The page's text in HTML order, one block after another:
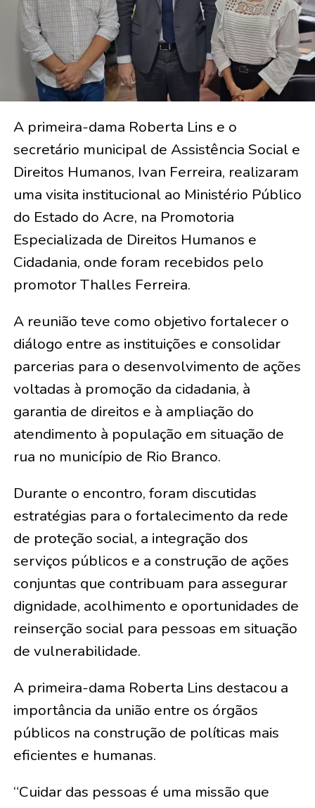
A primeira-dama Roberta Lins e o
secretário municipal de Assistência Social e
Direitos Humanos, Ivan Ferreira, realizaram
uma visita institucional ao Ministério Público
do Estado do Acre, na Promotoria
Especializada de Direitos Humanos e
Cidadania, onde foram recebidos pelo
promotor Thalles Ferreira.
A reunião teve como objetivo fortalecer o
diálogo entre as instituições e consolidar
parcerias para o desenvolvimento de ações
voltadas à promoção da cidadania, à
garantia de direitos e à ampliação do
atendimento à população em situação de
rua no município de Rio Branco.
Durante o encontro, foram discutidas
estratégias para o fortalecimento da rede
de proteção social, a integração dos
serviços públicos e a construção de ações
conjuntas que contribuam para assegurar
dignidade, acolhimento e oportunidades de
reinserção social para pessoas em situação
de vulnerabilidade.
A primeira-dama Roberta Lins destacou a
importância da união entre os órgãos
públicos na construção de políticas mais
eficientes e humanas.
“Cuidar das pessoas é uma missão que